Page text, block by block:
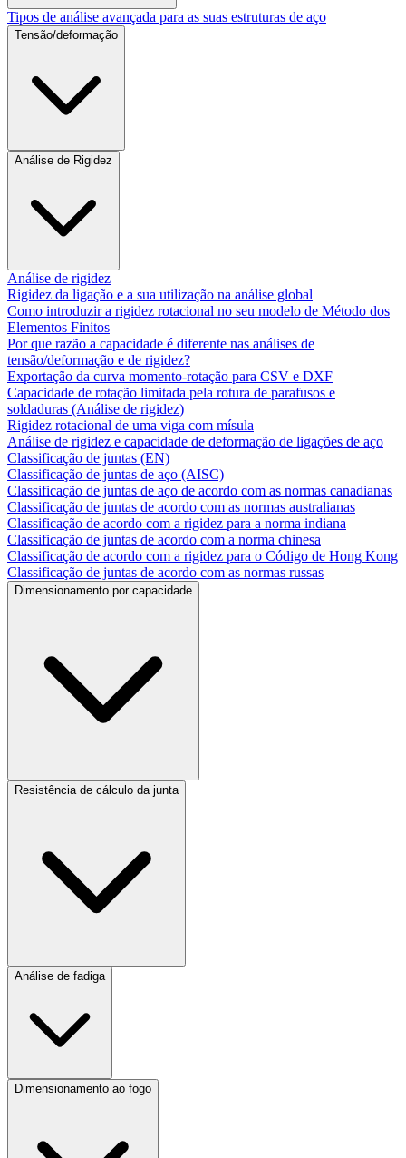
Tipos de análise avançada para as suas estruturas de aço
Tensão/deformação
Análise de Rigidez
Análise de rigidez
Rigidez da ligação e a sua utilização na análise global
Como introduzir a rigidez rotacional no seu modelo de Método dos
Elementos Finitos
Por que razão a capacidade é diferente nas análises de
tensão/deformação e de rigidez?
Exportação da curva momento-rotação para CSV e DXF
Capacidade de rotação limitada pela rotura de parafusos e
soldaduras (Análise de rigidez)
Rigidez rotacional de uma viga com mísula
Análise de rigidez e capacidade de deformação de ligações de aço
Classificação de juntas (EN)
Classificação de juntas de aço (AISC)
Classificação de juntas de aço de acordo com as normas canadianas
Classificação de juntas de acordo com as normas australianas
Classificação de acordo com a rigidez para a norma indiana
Classificação de juntas de acordo com a norma chinesa
Classificação de acordo com a rigidez para o Código de Hong Kong
Classificação de juntas de acordo com as normas russas
Dimensionamento por capacidade
Resistência de cálculo da junta
Análise de fadiga
Dimensionamento ao fogo